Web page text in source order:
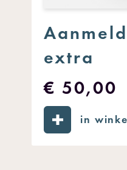
extra
€ 50,00
in